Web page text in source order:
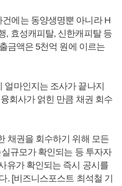
에는 동양생명뿐 아니라 H
, 효성캐피탈, 신한캐피탈 등
금액은 5천억 원에 이르는
마인지는 조사가 끝나지
회사가 얽힌 만큼 채권 회수
채권을 회수하기 위해 모든
규모가 확인되는 등 투자자
유가 확인되는 즉시 공시를
. [비즈니스포스트 최석철 기